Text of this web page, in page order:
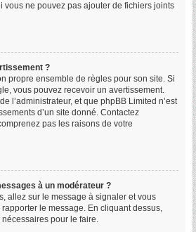
vous ne pouvez pas ajouter de fichiers joints
?
propre ensemble de règles pour son site. Si
vous pouvez recevoir un avertissement.
l’administrateur, et que phpBB Limited n’est
d’un site donné. Contactez
pas les raisons de votre
à un modérateur ?
allez sur le message à signaler et vous
le message. En cliquant dessus,
pour le faire.